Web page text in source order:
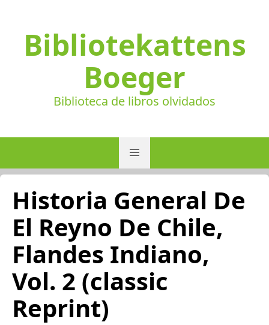
Bibliotekattens
Boeger
Biblioteca de libros olvidados
Historia General De
El Reyno De Chile,
Flandes Indiano,
Vol. 2 (classic
Reprint)